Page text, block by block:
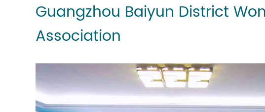
Guangzhou Baiyun District
Association